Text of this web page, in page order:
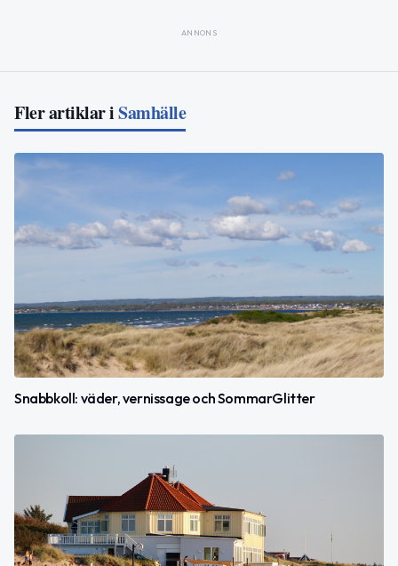
ANNONS
Fler artiklar iSamhälle
Snabbkoll: väder, vernissage och SommarGlitter